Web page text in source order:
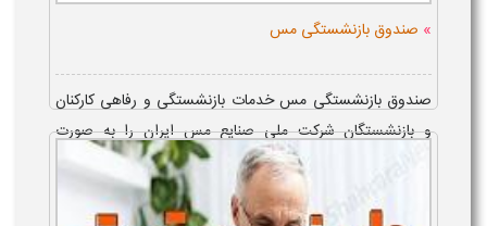
» صندوق بازنشستگی مس
صندوق بازنشستگی مس خدمات بازنشستگی و رفاهی کارکنان
و بازنشستگان شرکت ملی صنایع مس ایران را به صورت
حضوری و غیرحضوری ارائه می دهد. اعضا از طریق صندوق
بازنشستگی مس ایران sbsmes.ir و پورتال مس ...